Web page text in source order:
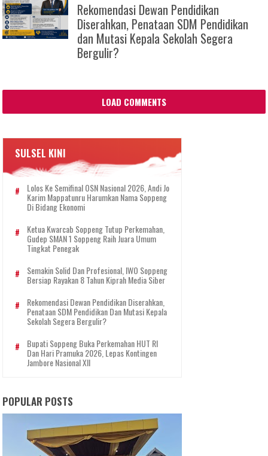
Rekomendasi Dewan Pendidikan
Diserahkan, Penataan SDM Pendidikan
dan Mutasi Kepala Sekolah Segera
Bergulir?
LOAD COMMENTS
SULSEL KINI
Lolos Ke Semifinal OSN Nasional 2026, Andi Jo
Karim Mappatunru Harumkan Nama Soppeng
Di Bidang Ekonomi
Ketua Kwarcab Soppeng Tutup Perkemahan,
Gudep SMAN 1 Soppeng Raih Juara Umum
Tingkat Penegak
Semakin Solid Dan Profesional, IWO Soppeng
Bersiap Rayakan 8 Tahun Kiprah Media Siber
Rekomendasi Dewan Pendidikan Diserahkan,
Penataan SDM Pendidikan Dan Mutasi Kepala
Sekolah Segera Bergulir?
Bupati Soppeng Buka Perkemahan HUT RI
Dan Hari Pramuka 2026, Lepas Kontingen
Jambore Nasional XII
POPULAR POSTS